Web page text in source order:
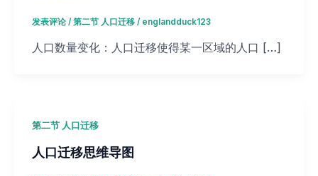
发表评论 /第二节 人口迁移/ englandduck123
人口数量变化：人口迁移使得某一区域的人口 […]
第二节 人口迁移
人口迁移思维导图